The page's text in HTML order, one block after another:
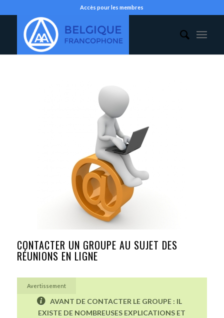
Accès pour les membres
CONTACTER UN GROUPE AU SUJET DES
RÉUNIONS EN LIGNE
Avertissement
AVANT DE CONTACTER LE GROUPE : IL
EXISTE DE NOMBREUSES EXPLICATIONS ET